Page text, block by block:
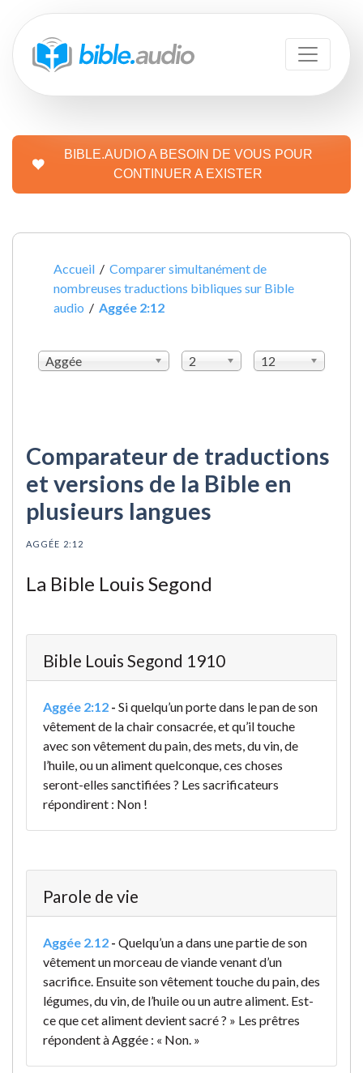
BIBLE.AUDIO A BESOIN DE VOUS POUR
CONTINUER A EXISTER
Accueil /Comparer simultanément de
nombreuses traductions bibliques sur Bible
audio / Aggée 2:12
Aggée 2 12
Comparateur de traductions
et versions de la Bible en
plusieurs langues
AGGÉE 2:12
La Bible Louis Segond
Bible Louis Segond 1910
Aggée 2:12 - Si quelqu’un porte dans le pan de son
vêtement de la chair consacrée, et qu’il touche
avec son vêtement du pain, des mets, du vin, de
l’huile, ou un aliment quelconque, ces choses
seront-elles sanctifiées ? Les sacrificateurs
répondirent : Non !
Parole de vie
Aggée 2.12 - Quelqu’un a dans une partie de son
vêtement un morceau de viande venant d’un
sacrifice. Ensuite son vêtement touche du pain, des
légumes, du vin, de l’huile ou un autre aliment. Est-
ce que cet aliment devient sacré ? » Les prêtres
répondent à Aggée : « Non. »